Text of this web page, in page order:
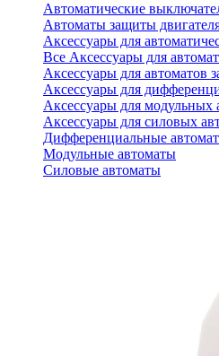
Автоматические
Автоматы защиты
Аксессуары для
Все Аксессуары для
Аксессуары для автоматов
Аксессуары для
Аксессуары для модульных
Аксессуары для силовых
Дифференциальные
Модульные автоматы
Силовые автоматы